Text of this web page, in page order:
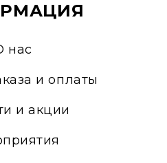
нас
и оплаты
и акции